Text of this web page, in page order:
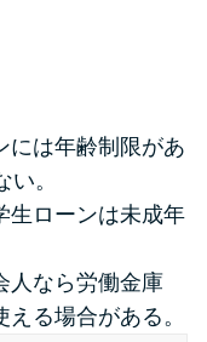
直しで40万円
借りられるカ
には年齢制限があ
。
生ローンは未成年
人なら労働金庫
る場合がある。